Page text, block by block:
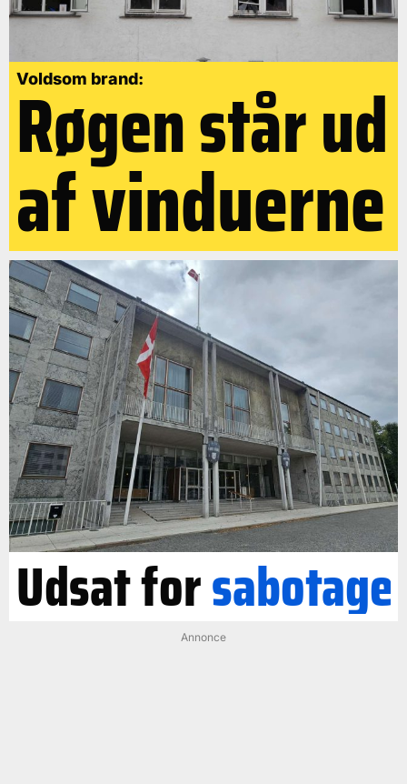
Voldsom brand:
Røgen står ud
af vinduerne
Udsat forsabotage
Annonce